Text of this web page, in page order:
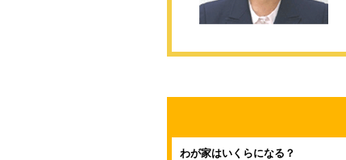
わが家はいくらになる？